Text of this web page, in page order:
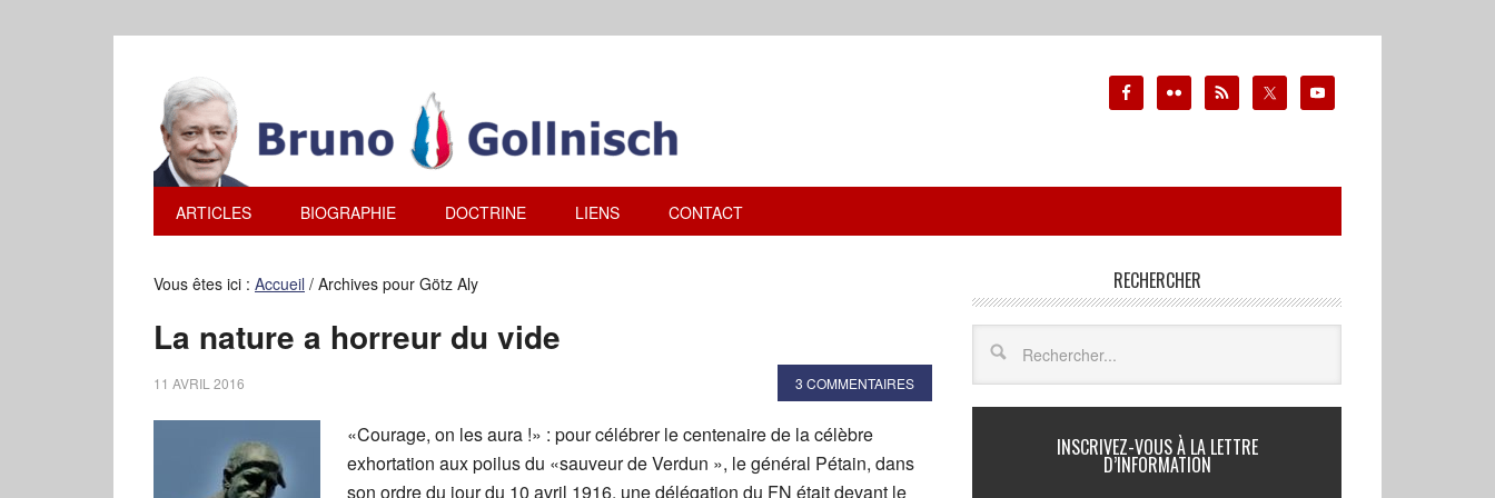
ARTICLES BIOGRAPHIE DOCTRINE LIENS CONTACT
Vous êtes ici : Accueil / Archives pour Götz Aly
La nature a horreur du vide
11 AVRIL 2016 3 COMMENTAIRES
«Courage, on les aura !» : pour célébrer le centenaire de la célèbre
exhortation aux poilus du «sauveur de Verdun », le général Pétain, dans
son ordre du jour du 10 avril 1916, une délégation du FN était devant le
RECHERCHER
INSCRIVEZ-VOUS À LA LETTRE
D’INFORMATION